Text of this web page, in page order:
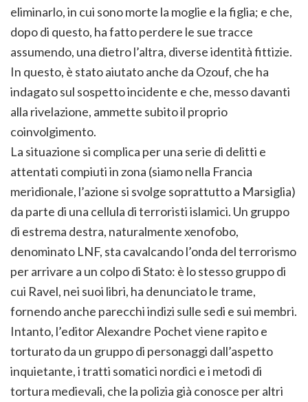
eliminarlo, in cui sono morte la moglie e la figlia; e che,
dopo di questo, ha fatto perdere le sue tracce
assumendo, una dietro l’altra, diverse identità fittizie.
In questo, è stato aiutato anche da Ozouf, che ha
indagato sul sospetto incidente e che, messo davanti
alla rivelazione, ammette subito il proprio
coinvolgimento.
La situazione si complica per una serie di delitti e
attentati compiuti in zona (siamo nella Francia
meridionale, l’azione si svolge soprattutto a Marsiglia)
da parte di una cellula di terroristi islamici. Un gruppo
di estrema destra, naturalmente xenofobo,
denominato LNF, sta cavalcando l’onda del terrorismo
per arrivare a un colpo di Stato: è lo stesso gruppo di
cui Ravel, nei suoi libri, ha denunciato le trame,
fornendo anche parecchi indizi sulle sedi e sui membri.
Intanto, l’editor Alexandre Pochet viene rapito e
torturato da un gruppo di personaggi dall’aspetto
inquietante, i tratti somatici nordici e i metodi di
tortura medievali, che la polizia già conosce per altri